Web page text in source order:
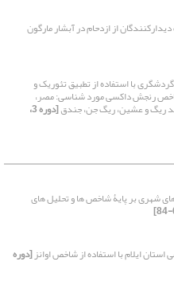
از ازدحام در آبشار ‏مارگون
با استفاده از تطبیق تئوریک و
رنجش داکسی مورد شناسی: مصر،
بند ریگ و عشین، ریگ جن، جندق [دوره 3،
شهری بر پایۀ شاخص ها و تحلیل های
ایلام با استفاده از شاخص اوانز[دوره